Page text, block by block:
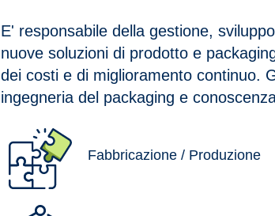
E' responsabile della gestione,
nuove soluzioni di prodotto e
dei costi e di miglioramento continuo.
ingegneria del packaging e
Fabbricazione / Produzione